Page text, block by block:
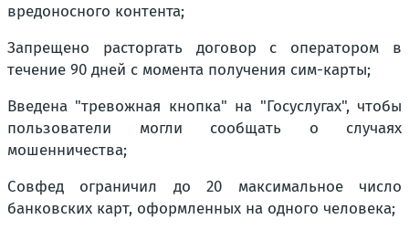
вредоносного контента;
Запрещено расторгать договор с оператором в
течение 90 дней с момента получения сим-карты;
Введена "тревожная кнопка" на "Госуслугах", чтобы
пользователи могли сообщать о случаях
мошенничества;
Совфед ограничил до 20 максимальное число
банковских карт, оформленных на одного человека;